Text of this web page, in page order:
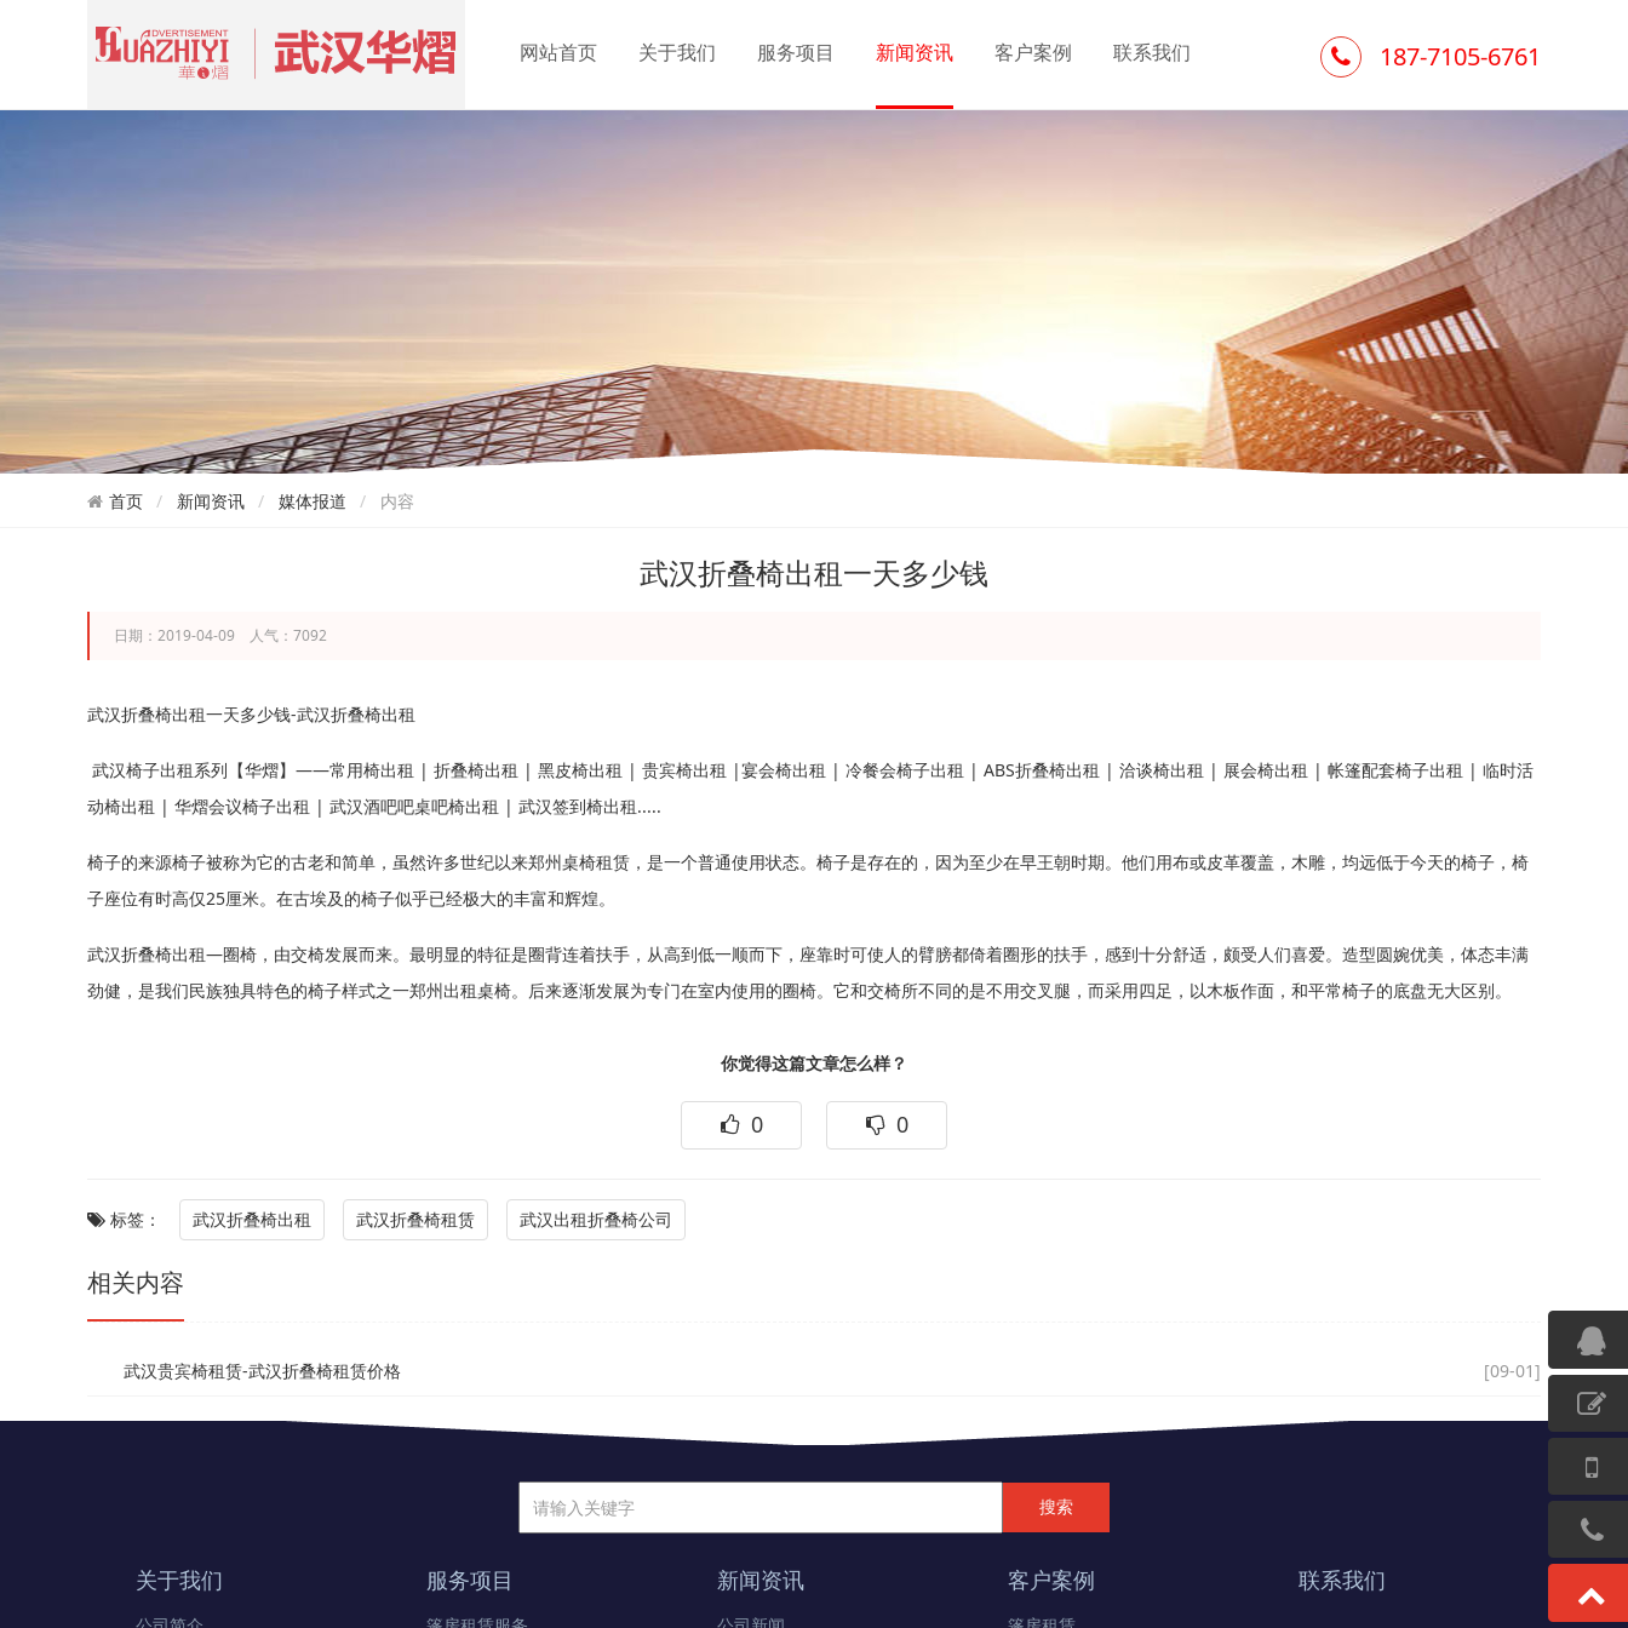
网站首页 关于我们 服务项目 新闻资讯 客户案例 联系我们 187-7105-6761
首页 新闻资讯 媒体报道 内容
武汉折叠椅出租一天多少钱
日期：2019-04-09 人气：7092
武汉折叠椅出租一天多少钱-武汉折叠椅出租
武汉椅子出租系列【华熠】——常用椅出租 | 折叠椅出租 | 黑皮椅出租 | 贵宾椅出租 |宴会椅出租 | 冷餐会椅子出租 | ABS折叠椅出租 | 洽谈椅出租 | 展会椅出租 | 帐篷配套椅子出租 | 临时活
动椅出租 | 华熠会议椅子出租 | 武汉酒吧吧桌吧椅出租 | 武汉签到椅出租.....
椅子的来源椅子被称为它的古老和简单，虽然许多世纪以来郑州桌椅租赁，是一个普通使用状态。椅子是存在的，因为至少在早王朝时期。他们用布或皮革覆盖，木雕，均远低于今天的椅子，椅
子座位有时高仅25厘米。在古埃及的椅子似乎已经极大的丰富和辉煌。
武汉折叠椅出租—圈椅，由交椅发展而来。最明显的特征是圈背连着扶手，从高到低一顺而下，座靠时可使人的臂膀都倚着圈形的扶手，感到十分舒适，颇受人们喜爱。造型圆婉优美，体态丰满
劲健，是我们民族独具特色的椅子样式之一郑州出租桌椅。后来逐渐发展为专门在室内使用的圈椅。它和交椅所不同的是不用交叉腿，而采用四足，以木板作面，和平常椅子的底盘无大区别。
你觉得这篇文章怎么样？
0 0
标签： 武汉折叠椅出租 武汉折叠椅租赁 武汉出租折叠椅公司
相关内容
[09-01]
武汉贵宾椅租赁-武汉折叠椅租赁价格
关于我们 服务项目 新闻资讯 客户案例 联系我们